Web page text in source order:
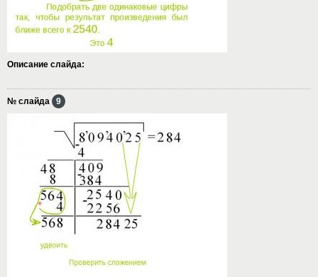
Описание слайда:
№ слайда 9